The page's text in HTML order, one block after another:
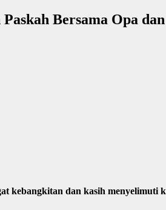
Bersama Opa
kebangkitan dan kasih